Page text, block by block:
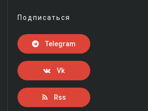
Подписаться
Telegram
Vk
Rss